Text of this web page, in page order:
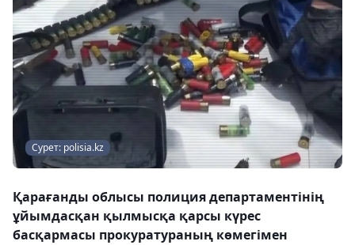
Сурет: polisia.kz
Қарағанды облысы полиция департаментінің
ұйымдасқан қылмысқа қарсы күрес
басқармасы прокуратураның көмегімен